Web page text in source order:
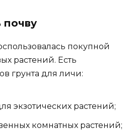
почву
покупной
растений. Есть
грунта для личи:
экзотических растений;
комнатных растений;